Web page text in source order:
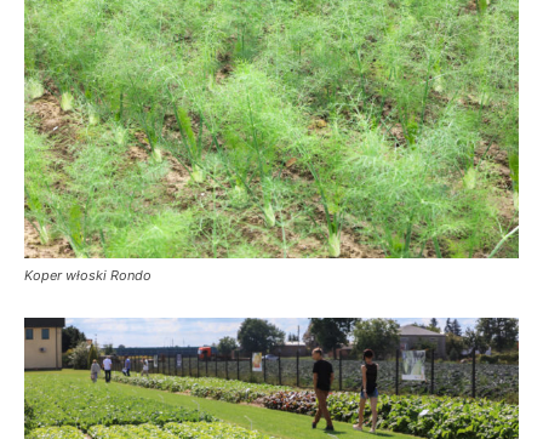
Koper włoski Rondo